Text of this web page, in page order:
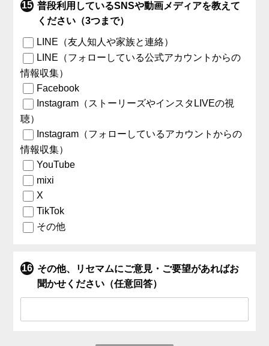
普段利用しているSNSや動画メディアを教えて
ください（3つまで）
LINE（友人知人や家族と連絡）
LINE（フォローしている公式アカウントからの
情報収集）
Facebook
Instagram（ストーリーズやインスタLIVEの視
聴）
Instagram（フォローしているアカウントからの
情報収集）
YouTube
mixi
X
TikTok
その他
その他、リセマムにご意見・ご要望があればお
聞かせください（任意回答）